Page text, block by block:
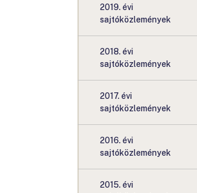
2019. évi
sajtóközlemények
2018. évi
sajtóközlemények
2017. évi
sajtóközlemények
2016. évi
sajtóközlemények
2015. évi